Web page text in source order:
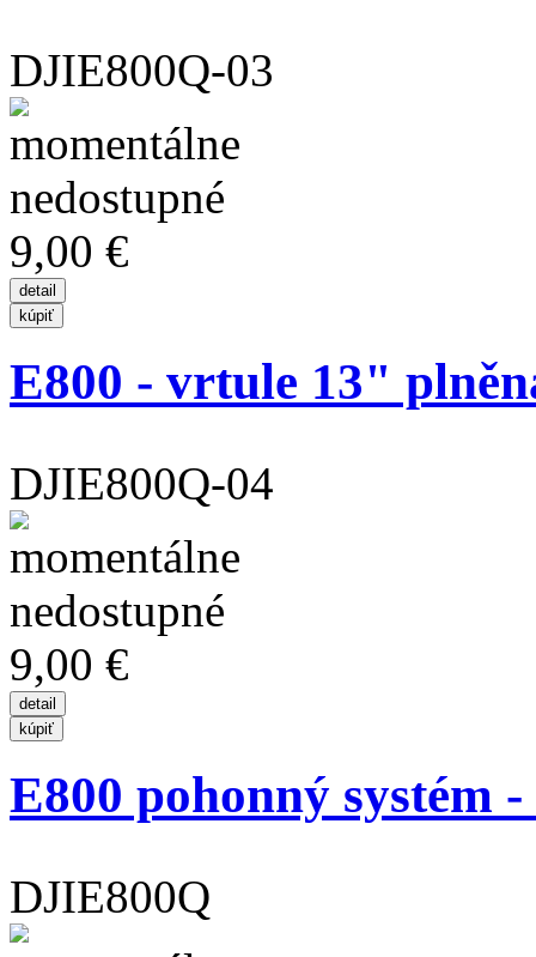
DJIE800Q-03
9,00 €
E800 - vrtule 13"
DJIE800Q-04
9,00 €
E800 pohonný systém -
DJIE800Q